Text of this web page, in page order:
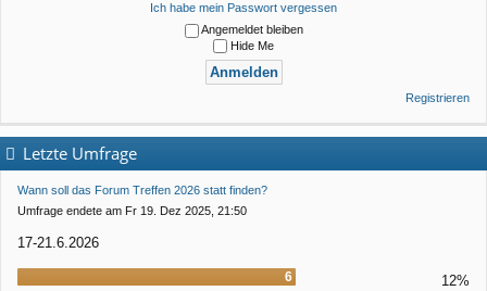
Ich habe mein Passwort vergessen
Angemeldet bleiben
Hide Me
Registrieren
Letzte Umfrage
Wann soll das Forum Treffen 2026 statt finden?
Umfrage endete am Fr 19. Dez 2025, 21:50
17-21.6.2026
6
12%